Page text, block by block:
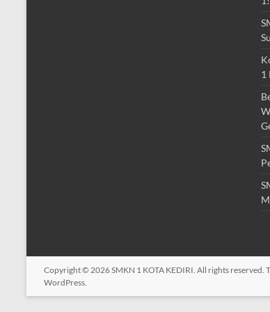
1
Copyright © 2026SMKN 1 KOTA KEDIRI. All rights reserved.
WordPress.